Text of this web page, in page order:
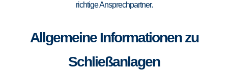
richtige Ansprechpartner.
Allgemeine Informationen zu
Schließanlagen